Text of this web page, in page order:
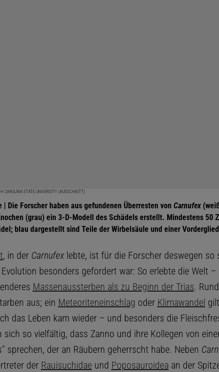
CAROLINA STATE UNIVERSITY (AUSSCHNITT)
| Die Forscher haben aus gefundenen Überresten von Carnufex
(grau) ein 3-D-Modell des Schädels erstellt. Mindestens 50
blau dargestellt sind Teile der Wirbelsäule und einer
, in der Carnufexlebte, ist für die Forscher deswegen so
besonders gefordert war: So erlebte die Welt
Massenaussterben als zu Beginn der Trias.
aus; ein Meteoriteneinschlag oder Klimawandel
das Leben kam wieder – und besonders die
sich so vielfältig, dass Zanno und ihre Kollegen von
sprechen, der an Räubern geherrscht habe. Neben
der Rauisuchidaeund Poposauroidea an der